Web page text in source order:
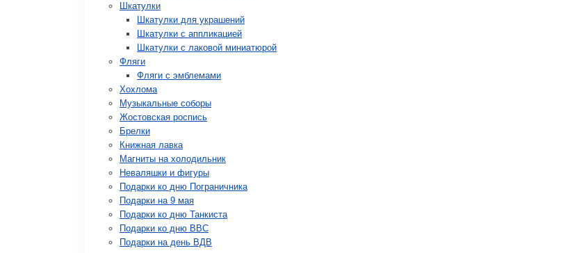
Шкатулки
Шкатулки для украшений
Шкатулки с аппликацией
Шкатулки с лаковой миниатюрой
Фляги
Фляги с эмблемами
Хохлома
Музыкальные соборы
Жостовская роспись
Брелки
Книжная лавка
Магниты на холодильник
Неваляшки и фигуры
Подарки ко дню Пограничника
Подарки на 9 мая
Подарки ко дню Танкиста
Подарки ко дню ВВС
Подарки на день ВДВ